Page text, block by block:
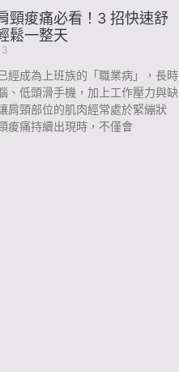
頸痠痛必看！3 招快速舒
鬆一整天
經成為上班族的「職業病」，長時
、低頭滑手機，加上工作壓力與缺
肩頸部位的肌肉經常處於緊繃狀
痠痛持續出現時，不僅會